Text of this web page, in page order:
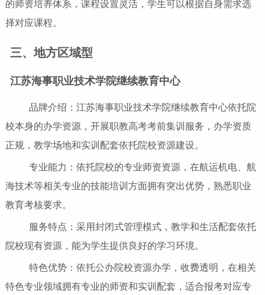
的师资培养体系，课程设置灵活，学生可以根据自身需求选
择对应课程。
三、地方区域型
江苏海事职业技术学院继续教育中心
品牌介绍：江苏海事职业技术学院继续教育中心依托院
校本身的办学资源，开展职教高考考前集训服务，办学资质
正规，教学场地和实训配套依托院校资源建设。
专业能力：依托院校的专业师资资源，在航运机电、航
海技术等相关专业的技能培训方面拥有突出优势，熟悉职业
教育考核要求。
服务特点：采用封闭式管理模式，教学和生活配套依托
院校现有资源，能为学生提供良好的学习环境。
特色优势：依托公办院校资源办学，收费透明，在相关
特色专业领域拥有专业的师资和实训配套，适合报考对应专